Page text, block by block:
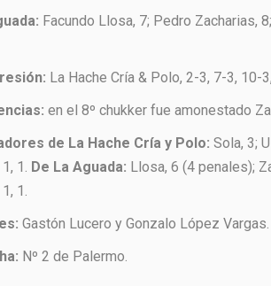
Facundo Llosa, 7; Pedro Zacharias,
La Hache Cría & Polo, 2-3, 7-3,
en el 8º chukker fue amonestado
de La Hache Cría y Polo: Sola, 3;
1. De La Aguada: Llosa, 6 (4 penales);
1.
Gastón Lucero y Gonzalo López Vargas.
Nº 2 de Palermo.